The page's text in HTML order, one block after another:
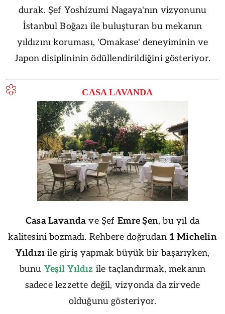
durak. Şef Yoshizumi Nagaya'nın vizyonunu
İstanbul Boğazı ile buluşturan bu mekanın
yıldızını koruması, 'Omakase' deneyiminin ve
Japon disiplininin ödüllendirildiğini gösteriyor.
CASA LAVANDA
Casa Lavanda ve Şef Emre Şen, bu yıl da
kalitesini bozmadı. Rehbere doğrudan 1 Michelin
Yıldızı ile giriş yapmak büyük bir başarıyken,
bunu Yeşil Yıldız ile taçlandırmak, mekanın
sadece lezzette değil, vizyonda da zirvede
olduğunu gösteriyor.